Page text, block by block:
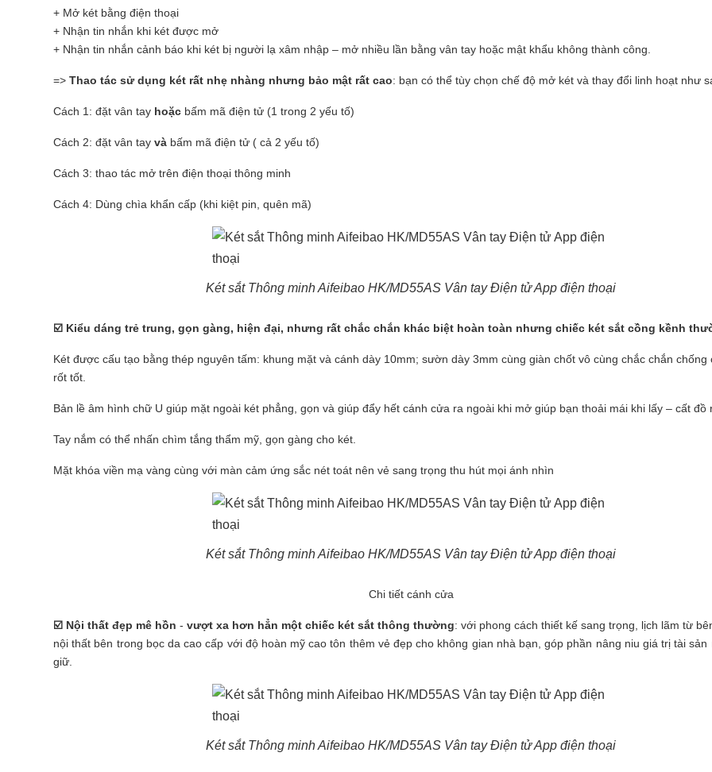
+ Mở két bằng điện thoại
+ Nhận tin nhắn khi két được mở
+ Nhận tin nhắn cảnh báo khi két bị người lạ xâm nhập – mở nhiều lần bằng vân tay hoặc mật khẩu không thành công.
=> Thao tác sử dụng két rất nhẹ nhàng nhưng bảo mật rất cao: bạn có thể tùy chọn chế độ mở két và thay đổi linh hoạt như
Cách 1: đặt vân tay hoặc bấm mã điện tử (1 trong 2 yếu tố)
Cách 2: đặt vân tay và bấm mã điện tử ( cả 2 yếu tố)
Cách 3: thao tác mở trên điện thoại thông minh
Cách 4: Dùng chìa khẩn cấp (khi kiệt pin, quên mã)
Két sắt Thông minh Aifeibao HK/MD55AS Vân tay Điện tử App điện thoại
☑️ Kiểu dáng trẻ trung, gọn gàng, hiện đại, nhưng rất chắc chắn khác biệt hoàn toàn nhưng chiếc két sắt cồng kềnh
Két được cấu tạo bằng thép nguyên tấm: khung mặt và cánh dày 10mm; sườn dày 3mm cùng giàn chốt vô cùng chắc chắn chống
rốt tốt.
Bản lề âm hình chữ U giúp mặt ngoài két phẳng, gọn và giúp đẩy hết cánh cửa ra ngoài khi mở giúp bạn thoải mái khi lấy – cất đồ
Tay nắm có thể nhấn chìm tắng thẩm mỹ, gọn gàng cho két.
Mặt khóa viền mạ vàng cùng với màn cảm ứng sắc nét toát nên vẻ sang trọng thu hút mọi ánh nhìn
Két sắt Thông minh Aifeibao HK/MD55AS Vân tay Điện tử App điện thoại
Chi tiết cánh cửa
☑️ Nội thất đẹp mê hồn - vượt xa hơn hẳn một chiếc két sắt thông thường: với phong cách thiết kế sang trọng, lịch lãm từ
nội thất bên trong bọc da cao cấp với độ hoàn mỹ cao tôn thêm vẻ đẹp cho không gian nhà bạn, góp phần nâng niu giá trị tài sản
giữ.
Két sắt Thông minh Aifeibao HK/MD55AS Vân tay Điện tử App điện thoại